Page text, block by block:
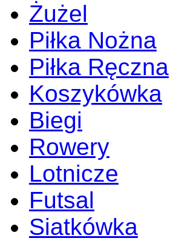
Żużel
Piłka Nożna
Piłka Ręczna
Koszykówka
Biegi
Rowery
Lotnicze
Futsal
Siatkówka